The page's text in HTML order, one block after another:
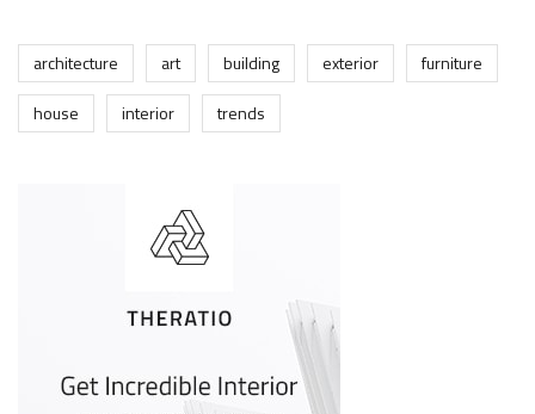
architecture art building exterior
furniture
house
interior trends